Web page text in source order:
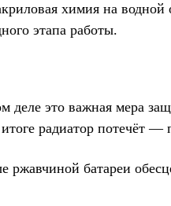
химия на
этапа работы.
деле это важная мера
радиатор
батареи